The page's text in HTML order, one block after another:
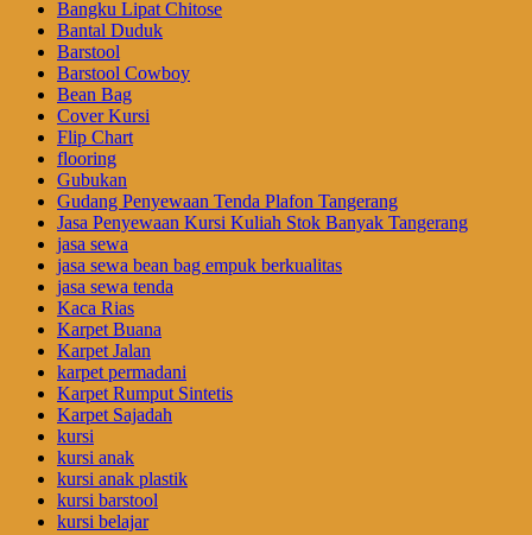
Bangku Lipat Chitose
Bantal Duduk
Barstool
Barstool Cowboy
Bean Bag
Cover Kursi
Flip Chart
flooring
Gubukan
Gudang Penyewaan Tenda Plafon Tangerang
Jasa Penyewaan Kursi Kuliah Stok Banyak Tangerang
jasa sewa
jasa sewa bean bag empuk berkualitas
jasa sewa tenda
Kaca Rias
Karpet Buana
Karpet Jalan
karpet permadani
Karpet Rumput Sintetis
Karpet Sajadah
kursi
kursi anak
kursi anak plastik
kursi barstool
kursi belajar